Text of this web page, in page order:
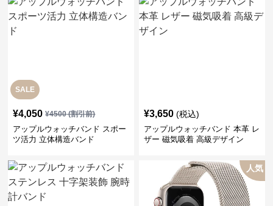
SALE
¥4,050 ¥4500(割引前)
アップルウォッチバンド スポー
ツ活力 立体構造バンド
¥3,650 (税込)
アップルウォッチバンド 本革 レ
ザー 磁気吸着 高級デザイン
人気